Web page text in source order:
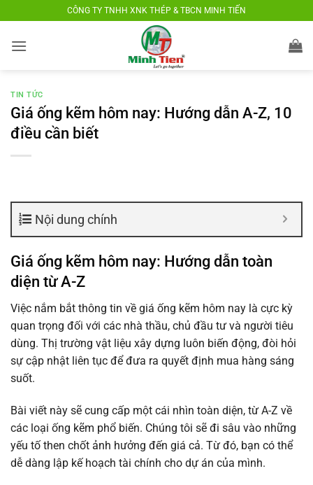
nội
CÔNG TY TNHH XNK THÉP & TBCN MINH TIẾN
TIN TỨC
Giá ống kẽm hôm nay: Hướng dẫn A-Z, 10
điều cần biết
Nội dung chính
Giá ống kẽm hôm nay: Hướng dẫn toàn
diện từ A-Z
Việc nắm bắt thông tin về giá ống kẽm hôm nay là cực kỳ
quan trọng đối với các nhà thầu, chủ đầu tư và người tiêu
dùng. Thị trường vật liệu xây dựng luôn biến động, đòi hỏi
sự cập nhật liên tục để đưa ra quyết định mua hàng sáng
suốt.
Bài viết này sẽ cung cấp một cái nhìn toàn diện, từ A-Z về
các loại ống kẽm phổ biến. Chúng tôi sẽ đi sâu vào những
yếu tố then chốt ảnh hưởng đến giá cả. Từ đó, bạn có thể
dễ dàng lập kế hoạch tài chính cho dự án của mình.